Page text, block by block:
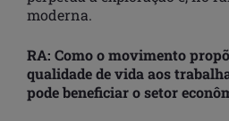
moderna.
RA: Como o movimento
qualidade de vida aos
pode beneficiar o setor